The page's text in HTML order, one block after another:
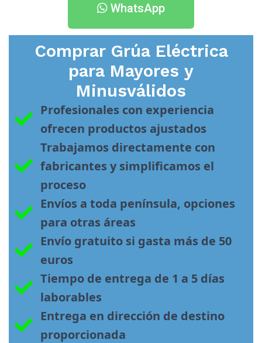
WhatsApp
Comprar Grúa Eléctrica
para Mayores y
Minusválidos
Profesionales con experiencia
ofrecen productos ajustados
Trabajamos directamente con
fabricantes y simplificamos el
proceso
Envíos a toda península, opciones
para otras áreas
Envío gratuito si gasta más de 50
euros
Tiempo de entrega de 1 a 5 días
laborables
Entrega en dirección de destino
proporcionada